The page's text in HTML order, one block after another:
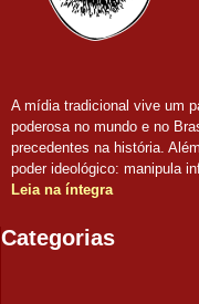
A mídia tradicional vive um
poderosa no mundo e no
precedentes na história.
poder ideológico: manipula
Leia na íntegra
Categorias